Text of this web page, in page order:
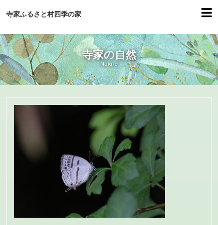
寺家ふるさと村四季の家
寺家の自然
Nature